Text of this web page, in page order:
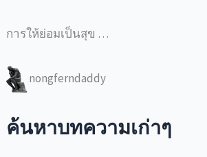
การให้ย่อมเป็นสุข …
nongferndaddy
ค้นหาบทความเก่าๆ